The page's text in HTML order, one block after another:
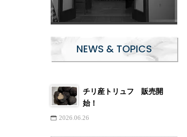
NEWS & TOPICS
チリ産トリュフ 販売開
始！
2026.06.26